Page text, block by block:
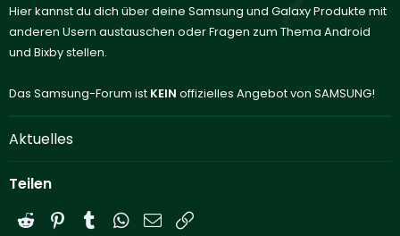
Hier kannst du dich über deine Samsung und Galaxy Produkte mit
anderen Usern austauschen oder Fragen zum Thema Android
und Bixby stellen.
Das Samsung-Forum ist KEIN offizielles Angebot von SAMSUNG!
Aktuelles
Teilen
Reddit PinterestTumblrWhatsApp
E-Mail